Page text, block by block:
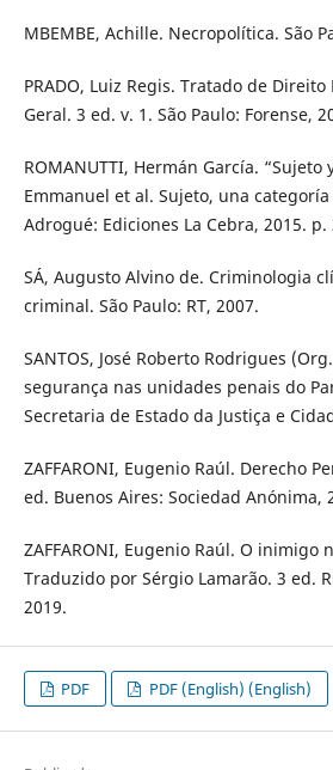
MBEMBE, Achille. Necropolítica. São
PRADO, Luiz Regis. Tratado de
Geral. 3 ed. v. 1. São Paulo: Forense,
ROMANUTTI, Hermán García. “Sujeto
Emmanuel et al. Sujeto, una
Adrogué: Ediciones La Cebra, 2015. p.
SÁ, Augusto Alvino de. Criminologia
criminal. São Paulo: RT, 2007.
SANTOS, José Roberto Rodrigues
segurança nas unidades penais do
Secretaria de Estado da Justiça e
ZAFFARONI, Eugenio Raúl. Derecho
ed. Buenos Aires: Sociedad Anónima,
ZAFFARONI, Eugenio Raúl. O inimigo
Traduzido por Sérgio Lamarão. 3 ed.
2019.
PDF PDF (English) (English)